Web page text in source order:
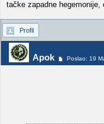
tačke zapadne
Profil
Apok Poslao: 19